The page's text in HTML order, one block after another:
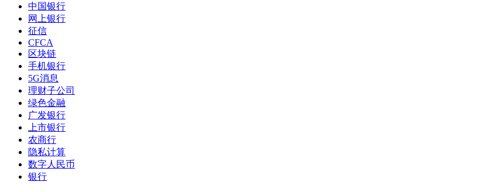
中国银行
网上银行
征信
CFCA
区块链
手机银行
5G消息
理财子公司
绿色金融
广发银行
上市银行
农商行
隐私计算
数字人民币
银行